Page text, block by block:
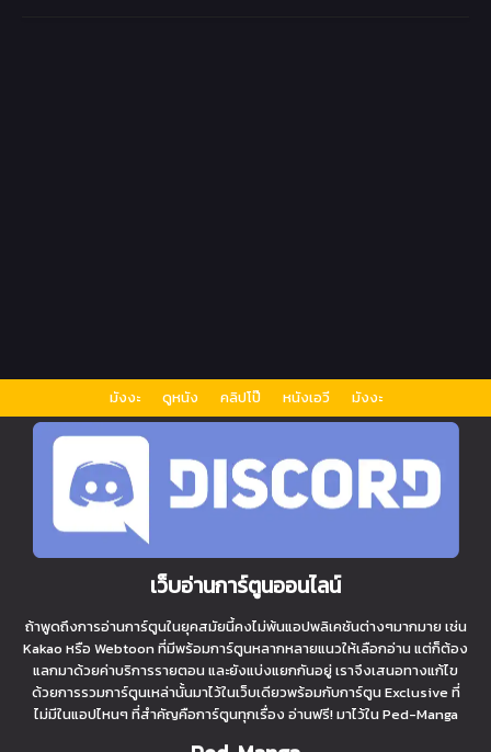
มังงะ ดูหนัง คลิปโป๊ หนังเอวี มังงะ
เว็บอ่านการ์ตูนออนไลน์
ถ้าพูดถึงการอ่านการ์ตูนในยุคสมัยนี้คงไม่พ้นแอปพลิเคชันต่างๆมากมาย เช่น
Kakao หรือ Webtoon ที่มีพร้อมการ์ตูนหลากหลายแนวให้เลือกอ่าน แต่ก็ต้อง
แลกมาด้วยค่าบริการรายตอน และยังแบ่งแยกกันอยู่ เราจึงเสนอทางแก้ไข
ด้วยการรวมการ์ตูนเหล่านั้นมาไว้ในเว็บเดียวพร้อมกับการ์ตูน Exclusive ที่
ไม่มีในแอปไหนๆ ที่สำคัญคือการ์ตูนทุกเรื่อง อ่านฟรี! มาไว้ใน Ped-Manga